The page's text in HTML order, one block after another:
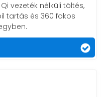
vezeték nélküli töltés,
tartás és 360 fokos